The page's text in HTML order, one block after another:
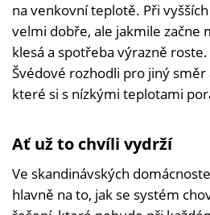
na venkovní teplotě. Při
velmi dobře, ale jakmile začne
klesá a spotřeba výrazně
Švédové rozhodli pro jiný směr
které si s nízkými teplotami
Ať už to chvíli vydrží
Ve skandinávských
hlavně na to, jak se systém